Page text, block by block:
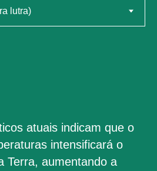
atuais indicam que o
intensificará o
Terra, aumentando a